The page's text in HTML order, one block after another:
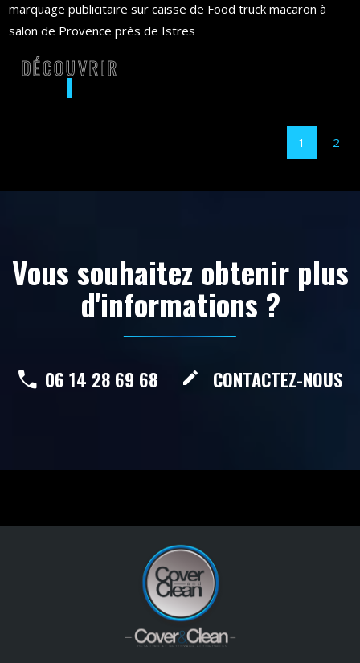
marquage publicitaire sur caisse de Food truck macaron à
salon de Provence près de Istres
DÉCOUVRIR
1 2
Vous souhaitez obtenir plus
d'informations ?
06 14 28 69 68 create CONTACTEZ-NOUS